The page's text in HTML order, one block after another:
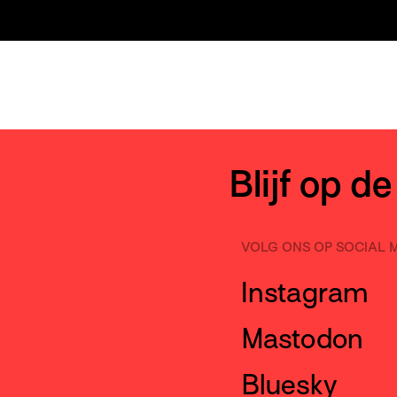
Blijf op
VOLG ONS OP SOCIAL
Instagram
Mastodon
Bluesky